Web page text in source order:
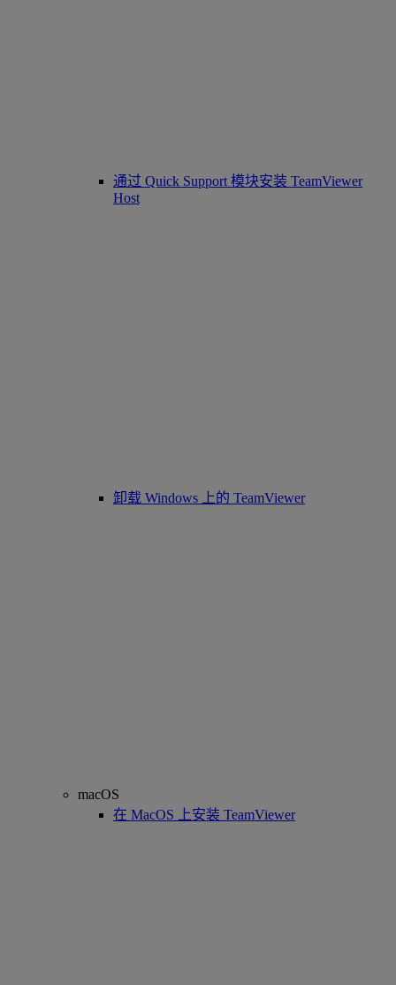
通过 Quick Support 模块安装 TeamViewer
Host
卸载 Windows 上的 TeamViewer
macOS
在 MacOS 上安装 TeamViewer